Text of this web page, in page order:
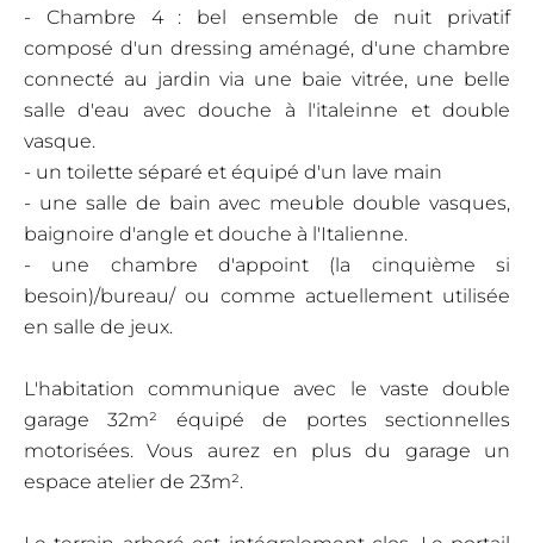
- Chambre 4 : bel ensemble de nuit privatif
composé d'un dressing aménagé, d'une chambre
connecté au jardin via une baie vitrée, une belle
salle d'eau avec douche à l'italeinne et double
vasque.
- un toilette séparé et équipé d'un lave main
- une salle de bain avec meuble double vasques,
baignoire d'angle et douche à l'Italienne.
- une chambre d'appoint (la cinquième si
besoin)/bureau/ ou comme actuellement utilisée
en salle de jeux.
L'habitation communique avec le vaste double
garage 32m² équipé de portes sectionnelles
motorisées. Vous aurez en plus du garage un
espace atelier de 23m².